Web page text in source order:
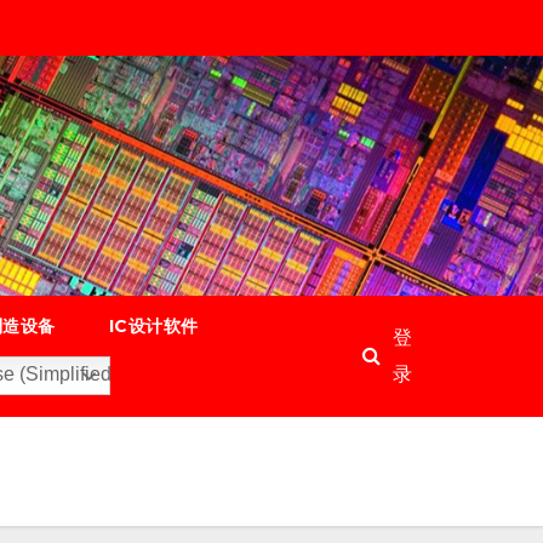
设备 IC设计软件
(Simplified)
登
录